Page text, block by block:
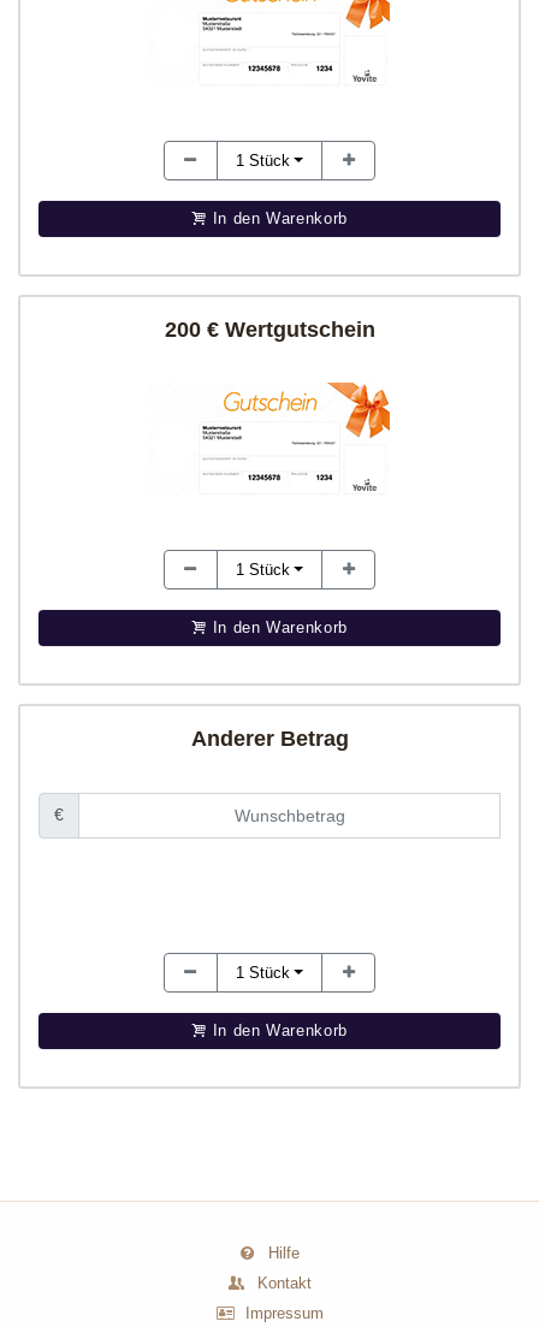
1 Stück
In den Warenkorb
200 € Wertgutschein
1 Stück
In den Warenkorb
Anderer Betrag
€
1 Stück
In den Warenkorb
Hilfe
Kontakt
Impressum